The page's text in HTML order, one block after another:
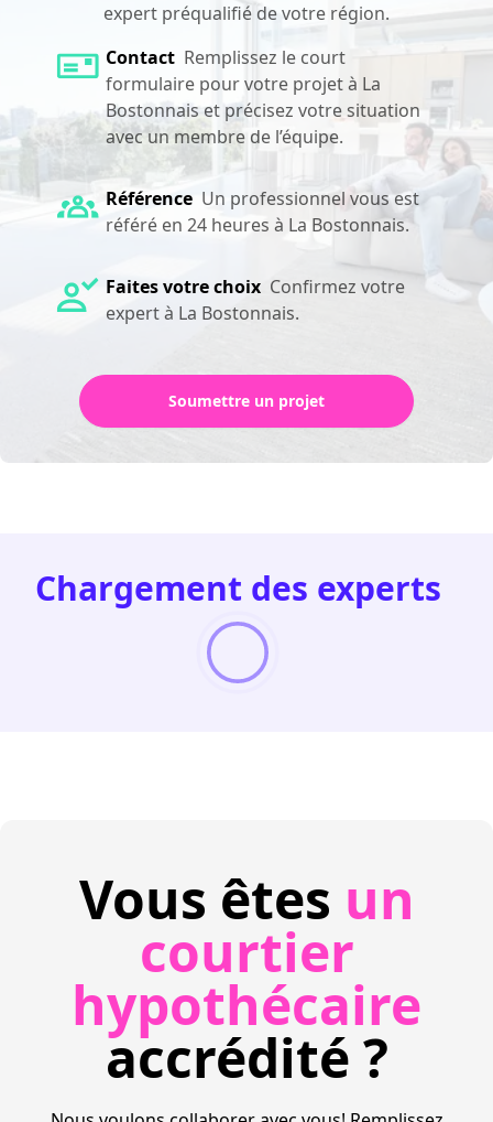
expert préqualifié de votre région.
Contact Remplissez le court
formulaire pour votre projet à La
Bostonnais et précisez votre situation
avec un membre de l’équipe.
Référence Un professionnel vous est
référé en 24 heures à La Bostonnais.
Faites votre choix Confirmez votre
expert à La Bostonnais.
Soumettre un projet
Chargement des experts
Vous êtes un
courtier
hypothécaire
accrédité ?